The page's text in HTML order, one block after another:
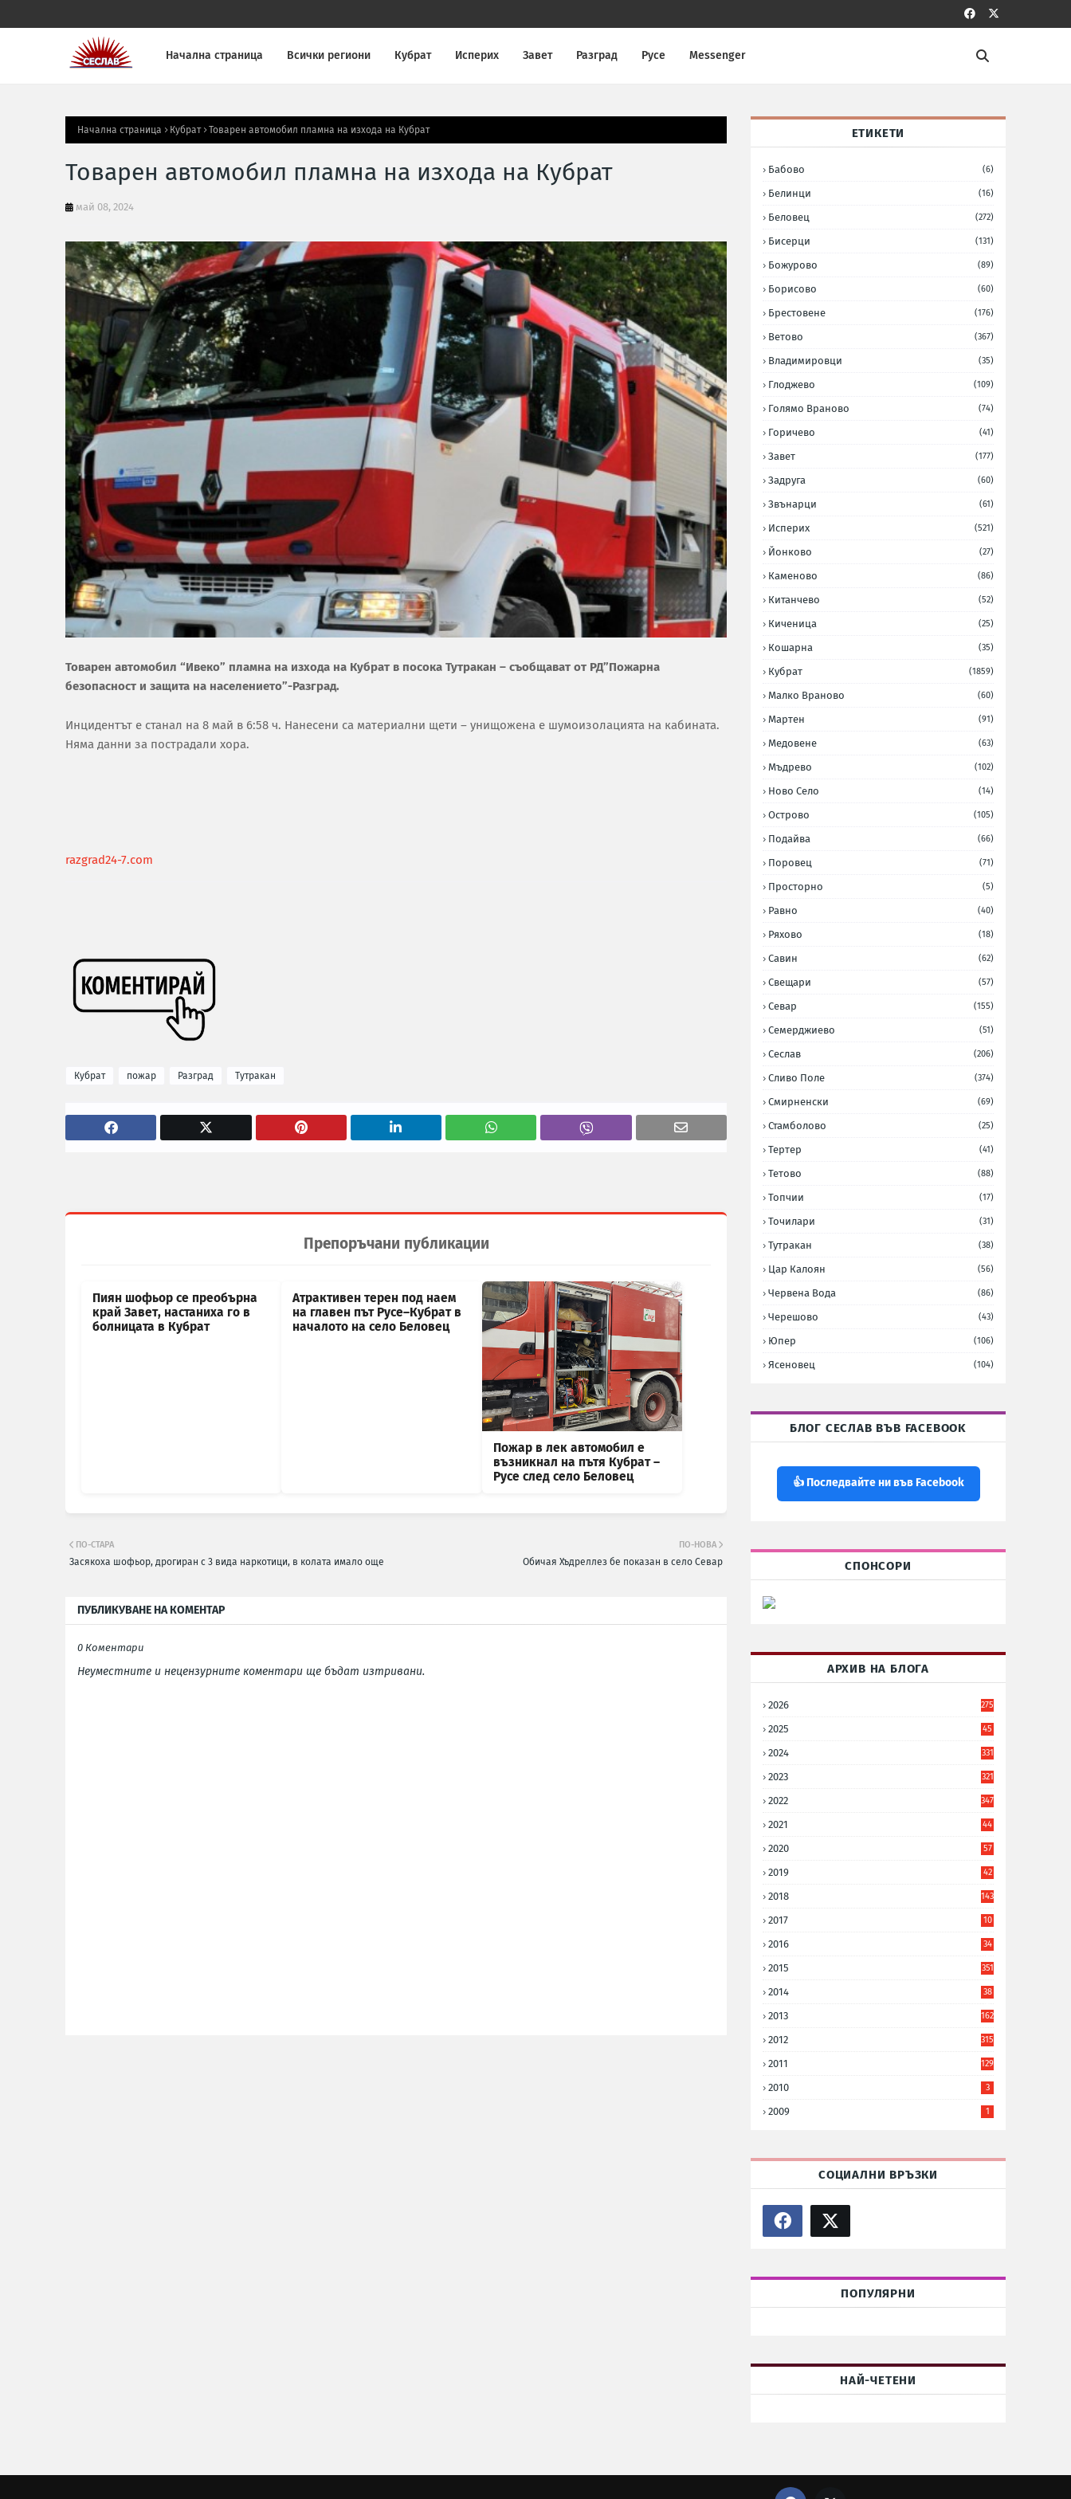
Начална страница Всички региони Кубрат Исперих Завет Разград Русе Messenger
Начална страница Кубрат Товарен автомобил пламна на изхода на Кубрат
Товарен автомобил пламна на изхода на Кубрат
май 08, 2024
Товарен автомобил “Ивеко” пламна на изхода на Кубрат в посока Тутракан – съобщават от РД”Пожарна
безопасност и защита на населението”-Разград.
Инцидентът е станал на 8 май в 6:58 ч. Нанесени са материални щети – унищожена е шумоизолацията на кабината.
Няма данни за пострадали хора.
razgrad24-7.com
Кубрат пожар Разград Тутракан
Препоръчани публикации
Пиян шофьор се преобърна
край Завет, настаниха го в
болницата в Кубрат
Атрактивен терен под наем
на главен път Русе–Кубрат в
началото на село Беловец
Пожар в лек автомобил е
възникнал на пътя Кубрат –
Русе след село Беловец
ПО-НОВА
Обичая Хъдреллез бе показан в село Севар
ПО-СТАРА
Засякоха шофьор, дрогиран с 3 вида наркотици, в колата имало още
ПУБЛИКУВАНЕ НА КОМЕНТАР
0 Коментари
Неуместните и нецензурните коментари ще бъдат изтривани.
ЕТИКЕТИ
Бабово (6)
Белинци (16)
Беловец (272)
Бисерци (131)
Божурово (89)
Борисово (60)
Брестовене (176)
Ветово (367)
Владимировци (35)
Глоджево (109)
Голямо Враново (74)
Горичево (41)
Завет (177)
Задруга (60)
Звънарци (61)
Исперих (521)
Йонково (27)
Каменово (86)
Китанчево (52)
Киченица (25)
Кошарна (35)
Кубрат (1859)
Малко Враново (60)
Мартен (91)
Медовене (63)
Мъдрево (102)
Ново Село (14)
Острово (105)
Подайва (66)
Поровец (71)
Просторно (5)
Равно (40)
Ряхово (18)
Савин (62)
Свещари (57)
Севар (155)
Семерджиево (51)
Сеслав (206)
Сливо Поле (374)
Смирненски (69)
Стамболово (25)
Тертер (41)
Тетово (88)
Топчии (17)
Точилари (31)
Тутракан (38)
Цар Калоян (56)
Червена Вода (86)
Черешово (43)
Юпер (106)
Ясеновец (104)
БЛОГ СЕСЛАВ ВЪВ FACEBOOK
👍 Последвайте ни във Facebook
СПОНСОРИ
АРХИВ НА БЛОГА
2026 275
2025
45
2024 331
2023 321
2022 347
2021
44
2020
57
2019
42
2018 143
2017
10
2016
34
2015 351
2014
38
2013 162
2012 315
2011 129
2010 3
2009 1
СОЦИАЛНИ ВРЪЗКИ
ПОПУЛЯРНИ
НАЙ-ЧЕТЕНИ